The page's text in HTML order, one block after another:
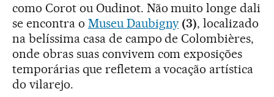
como Corot ou Oudinot. Não muito longe dali
se encontra o Museu Daubigny (3), localizado
na belíssima casa de campo de Colombières,
onde obras suas convivem com exposições
temporárias que refletem a vocação artística
do vilarejo.